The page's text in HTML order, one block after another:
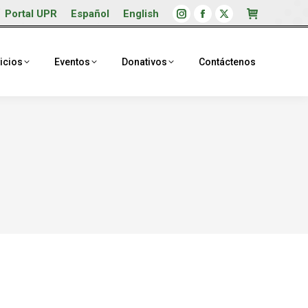
Portal UPR Español English
Instagram
opens
Facebook
opens
X
opens
Eventos Donativos Contáctenos